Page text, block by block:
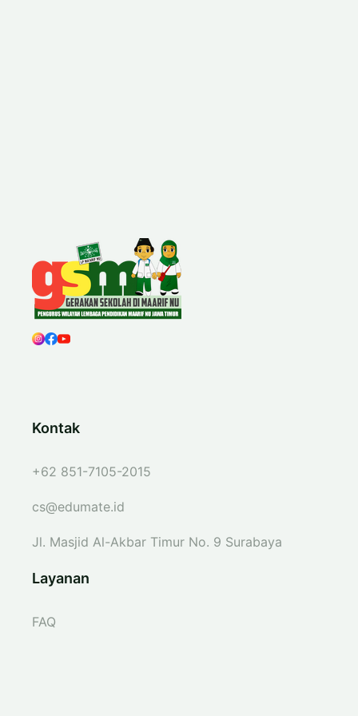
Kontak
+62 851-7105-2015
cs@edumate.id
Jl. Masjid Al-Akbar Timur No. 9 Surabaya
Layanan
FAQ